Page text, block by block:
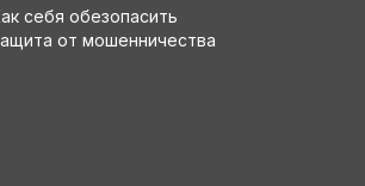
себя обезопасить
от мошенничества